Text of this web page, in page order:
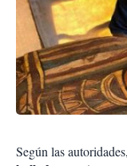
Según las